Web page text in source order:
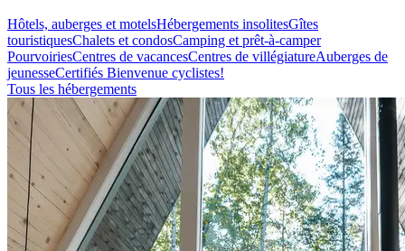
Hôtels, auberges et motelsHébergements insolitesGîtes
touristiquesChalets et condosCamping et prêt-à-camper
PourvoiriesCentres de vacancesCentres de villégiatureAuberges de
jeunesseCertifiés Bienvenue cyclistes!
Tous les hébergements